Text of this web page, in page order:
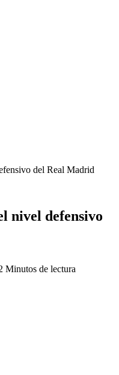
del Real Madrid
nivel defensivo
Minutos de lectura